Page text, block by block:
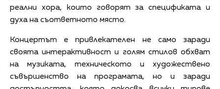
реални хора, които говорят за спецификата и
духа на съответното място.
Концертът е привлекателен не само заради
своята интерактивност и голям стилов обхват
на музиката, техническото и художествено
съвършенство на програмата, но и заради